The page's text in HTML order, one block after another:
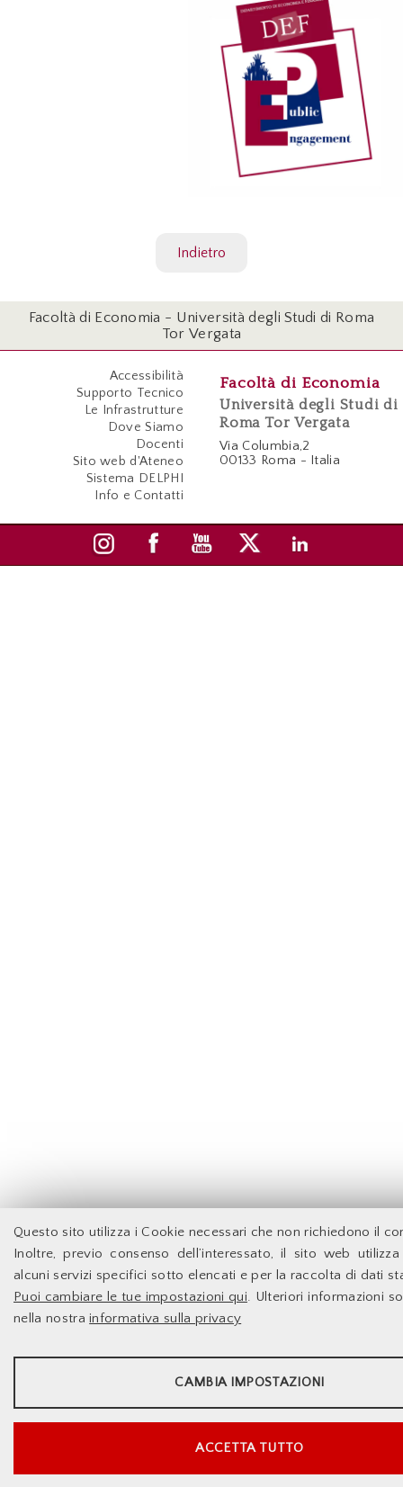
Questo sito utilizza i Cookie necessari che non richiedono il
Inoltre, previo consenso dell’interessato, il sito web
alcuni servizi specifici sotto elencati e per la raccolta di dati
Puoi cambiare le tue impostazioni qui. Ulteriori informazioni
nella nostrainformativa sulla privacy
STATISTICHE
Google Analytics
CAMBIA IMPOSTAZIONI
ACCETTA TUTTO
Indietro
Facoltà di Economia - Università degli Studi di Roma
Tor Vergata
Accessibilità
Supporto Tecnico
Le Infrastrutture
Dove Siamo
Docenti
Sito web d'Ateneo
Sistema DELPHI
Info e Contatti
Facoltà di Economia
Università degli Studi di
Roma Tor Vergata
Via Columbia,2
00133 Roma - Italia